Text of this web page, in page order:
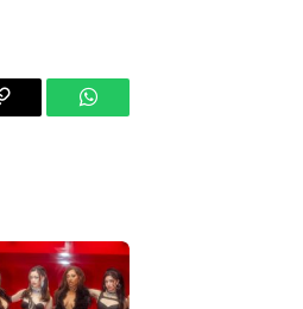
WhatsApp